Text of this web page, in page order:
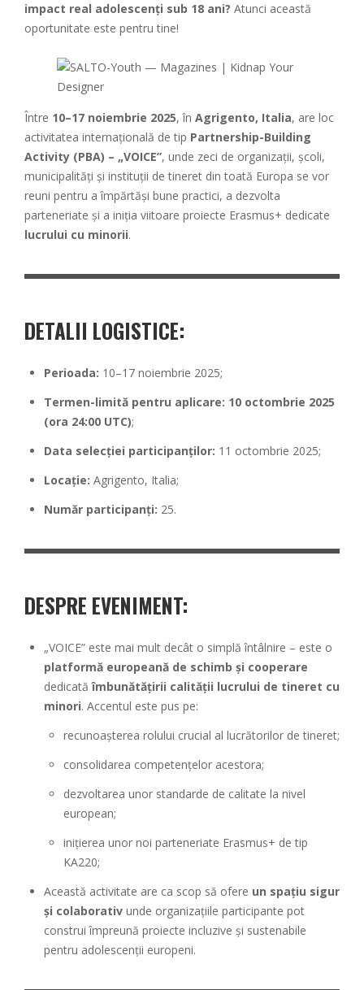
impact real adolescenți sub 18 ani? Atunci această
oportunitate este pentru tine!
Între 10–17 noiembrie 2025, în Agrigento, Italia, are loc
activitatea internațională de tip Partnership-Building
Activity (PBA) – „VOICE”, unde zeci de organizații, școli,
municipalități și instituții de tineret din toată Europa se vor
reuni pentru a împărtăși bune practici, a dezvolta
parteneriate și a iniția viitoare proiecte Erasmus+ dedicate
lucrului cu minorii.
DETALII LOGISTICE:
Perioada: 10–17 noiembrie 2025;
Termen-limită pentru aplicare: 10 octombrie 2025
(ora 24:00 UTC);
Data selecției participanților: 11 octombrie 2025;
Locație: Agrigento, Italia;
Număr participanți: 25.
DESPRE EVENIMENT:
„VOICE” este mai mult decât o simplă întâlnire – este o
platformă europeană de schimb și cooperare
dedicatăîmbunătățirii calității lucrului de tineret cu
minori. Accentul este pus pe:
recunoașterea rolului crucial al lucrătorilor de tineret;
consolidarea competențelor acestora;
dezvoltarea unor standarde de calitate la nivel
european;
inițierea unor noi parteneriate Erasmus+ de tip
KA220;
Această activitate are ca scop să ofere un spațiu sigur
și colaborativ unde organizațiile participante pot
construi împreună proiecte incluzive și sustenabile
pentru adolescenții europeni.